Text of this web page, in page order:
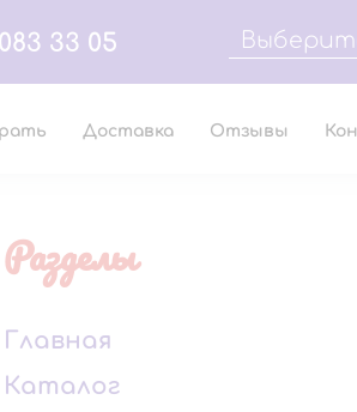
33 05
Доставка Отзывы
Разделы
Главная
Каталог